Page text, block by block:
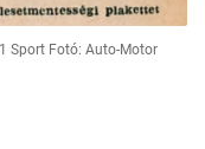
Sport Fotó: Auto-Motor